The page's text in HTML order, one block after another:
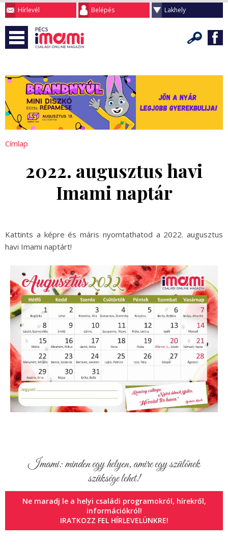
Hírlevél Belépés Lakhely
Címlap
2022. augusztus havi
Imami naptár
Kattints a képre és máris nyomtathatod a 2022. augusztus
havi Imami naptárt!
Imami: minden egy helyen, amire egy szülőnek
szüksége lehet!
Ne maradj le a helyi családi programokról, hírekről,
információkról!
IRATKOZZ FEL HÍRLEVELÜNKRE!